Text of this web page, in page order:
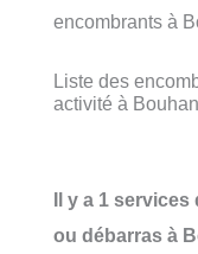
encombrants à
Liste des
activité à
Il y a 1
ou débarras à